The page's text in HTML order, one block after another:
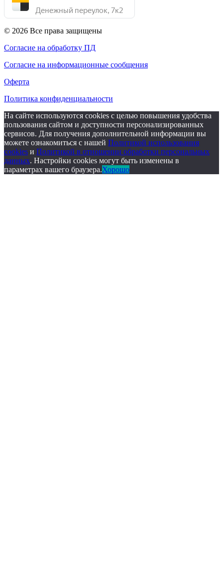
Денежный переулок, 7к2
© 2026 Все права защищены
Согласие на обработку ПД
Согласие на информационные сообщения
Оферта
Политика конфиденциальности
На сайте используются cookies с целью повышения удобства
пользования сайтом и доступности персонализированных
сервисов. Для получения дополнительной информации вы
можете ознакомиться с нашей Политикой использования
cookies и Политикой в отношении обработки персональных
данных. Настройки cookies могут быть изменены в
параметрах вашего браузера.Хорошо